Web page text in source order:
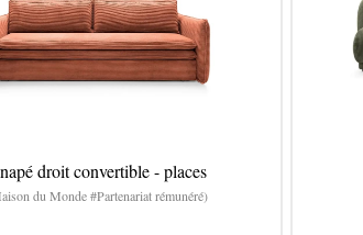
droit convertible - places
du Monde #Partenariat rémunéré)